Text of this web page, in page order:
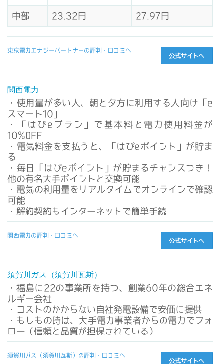
中部 23.32円 27.97円
東京電力エナジーパートナーの評判・口コミへ
公式サイトへ
関西電力
・使用量が多い人、朝と夕方に利用する人向け「e
スマート10」
・「はぴeプラン」で基本料と電力使用料金が
10%OFF
・電気料金を支払うと、「はぴeポイント」が貯ま
る
・毎日「はぴeポイント」が貯まるチャンスつき！
他の有名大手ポイントと交換可能
・電気の利用量をリアルタイムでオンラインで確認
可能
・解約契約もインターネットで簡単手続
関西電力の評判・口コミへ
公式サイトへ
須賀川ガス（須賀川瓦斯）
・福島に22の事業所を持つ、創業60年の総合エネ
ルギー会社
・コストのかからない自社発電設備で安価に提供
・もしもの時は、大手電力事業者からの電力でフォ
ロー（信頼と品質が担保されている）
須賀川ガス（須賀川瓦斯）の評判・口コミへ
公式サイトへ